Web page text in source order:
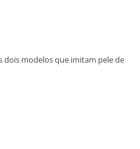
dois modelos que imitam pele de